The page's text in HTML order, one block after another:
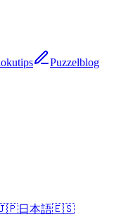
Puzzelblog
日本語🇪🇸